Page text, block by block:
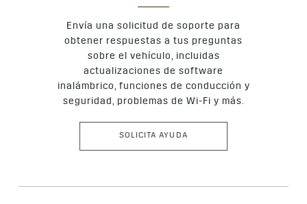
Envía una solicitud de soporte para
obtener respuestas a tus preguntas
sobre el vehículo, incluidas
actualizaciones de software
inalámbrico, funciones de conducción y
seguridad, problemas de Wi-Fi y más.
SOLICITA AYUDA